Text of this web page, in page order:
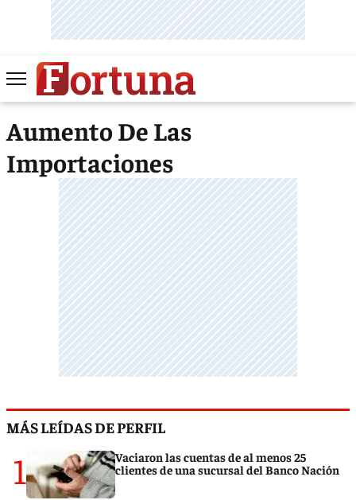
Aumento De Las
Importaciones
MÁS LEÍDAS DE PERFIL
1
Vaciaron las cuentas de al menos 25
clientes de una sucursal del Banco Nación